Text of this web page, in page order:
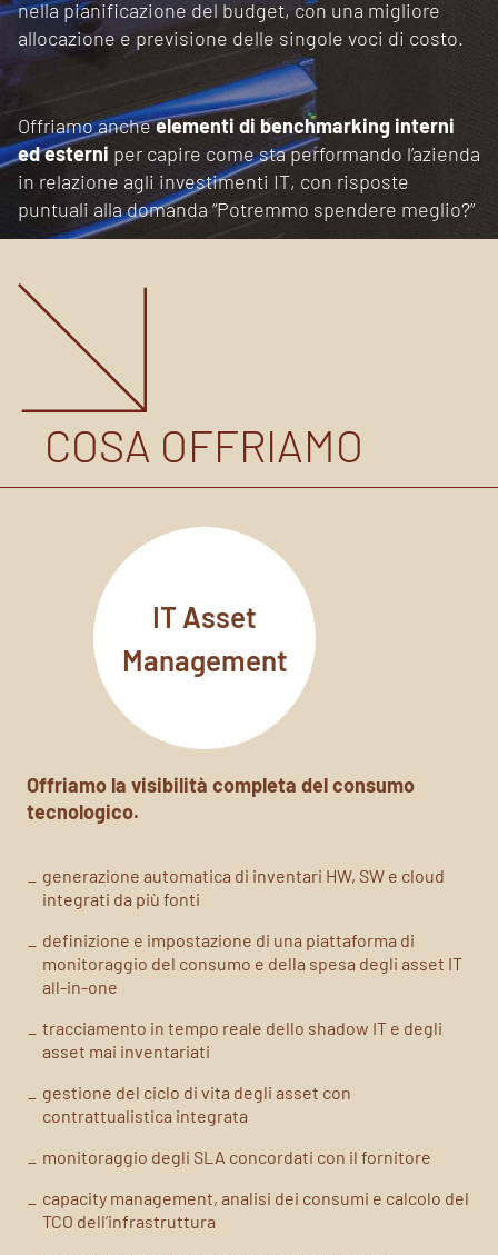
nella pianificazione del budget, con una migliore
allocazione e previsione delle singole voci di costo.
Offriamo ancheelementi di benchmarking interni
ed esterni per capire come sta performando l’azienda
in relazione agli investimenti IT, con risposte
puntuali alla domanda “Potremmo spendere meglio?”
COSA OFFRIAMO
IT Asset
Management
Offriamo la visibilità completa del consumo
tecnologico.
generazione automatica di inventari HW, SW e cloud
integrati da più fonti
definizione e impostazione di una piattaforma di
monitoraggio del consumo e della spesa degli asset IT
all-in-one
tracciamento in tempo reale dello shadow IT e degli
asset mai inventariati
gestione del ciclo di vita degli asset con
contrattualistica integrata
monitoraggio degli SLA concordati con il fornitore
capacity management, analisi dei consumi e calcolo del
TCO dell’infrastruttura